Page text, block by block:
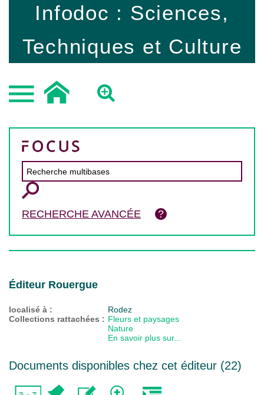
Infodoc : Sciences,
Techniques et Culture
RECHERCHE AVANCÉE
Éditeur Rouergue
localisé à :
Rodez
Collections rattachées : Fleurs et paysages
Nature
En savoir plus sur...
Documents disponibles chez cet éditeur (22)